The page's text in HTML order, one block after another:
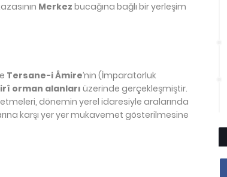
Merkez bucağına bağlı bir yerleşim
Tersane-i Âmire’nin (İmparatorluk
orman alanları üzerinde gerçekleşmiştir.
dönemin yerel idaresiyle aralarında
karşı yer yer mukavemet gösterilmesine